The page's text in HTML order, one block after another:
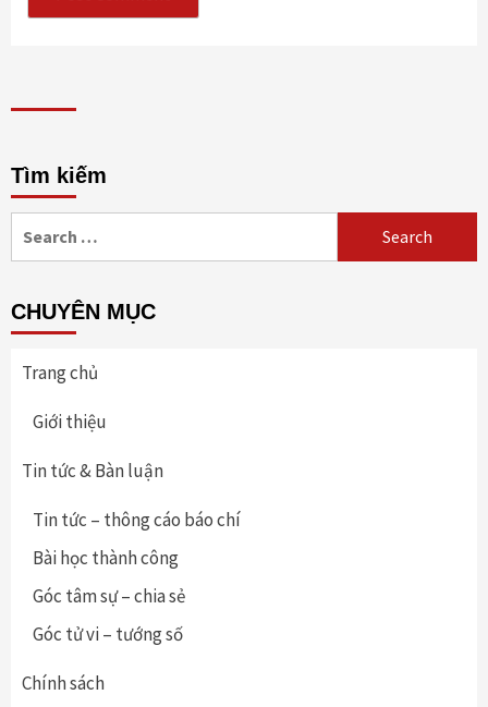
Tìm kiếm
for:
CHUYÊN MỤC
Trang chủ
Giới thiệu
Tin tức & Bàn luận
Tin tức – thông cáo báo chí
Bài học thành công
Góc tâm sự – chia sẻ
Góc tử vi – tướng số
Chính sách